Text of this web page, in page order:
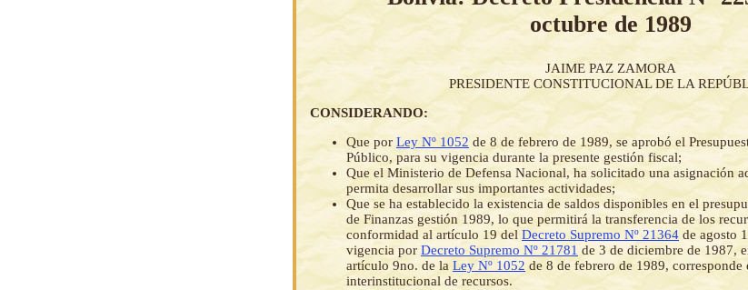
octubre de 1989
JAIME PAZ ZAMORA
PRESIDENTE CONSTITUCIONAL DE LA
CONSIDERANDO:
Que por Ley Nº 1052 de 8 de febrero de 1989, se aprobó el
Público, para su vigencia durante la presente gestión fiscal;
Que el Ministerio de Defensa Nacional, ha solicitado una asignación
permita desarrollar sus importantes actividades;
Que se ha establecido la existencia de saldos disponibles en el
de Finanzas gestión 1989, lo que permitirá la transferencia de los
conformidad al artículo 19 del Decreto Supremo Nº 21364 de agosto
vigencia por Decreto Supremo Nº 21781 de 3 de diciembre de 1987,
artículo 9no. de la Ley Nº 1052 de 8 de febrero de 1989, corresponde
interinstitucional de recursos.